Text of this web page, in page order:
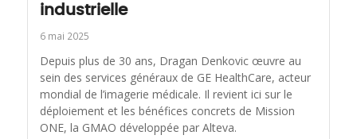
industrielle
6 mai 2025
Depuis plus de 30 ans, Dragan Denkovic œuvre au
sein des services généraux de GE HealthCare, acteur
mondial de l’imagerie médicale. Il revient ici sur le
déploiement et les bénéfices concrets de Mission
ONE, la GMAO développée par Alteva.